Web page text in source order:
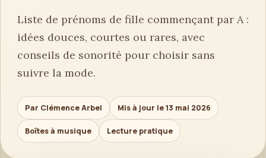
Liste de prénoms de fille commençant par A :
idées douces, courtes ou rares, avec
conseils de sonorité pour choisir sans
suivre la mode.
Par Clémence Arbel Mis à jour le 13 mai 2026
Boîtes à musique Lecture pratique